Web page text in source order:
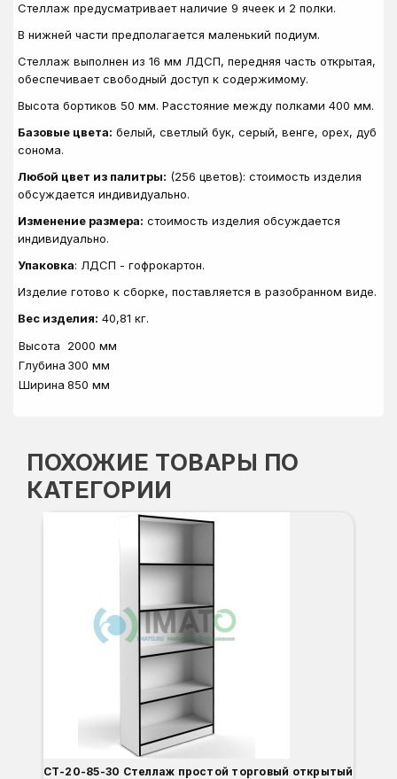
Стеллаж предусматривает наличие 9 ячеек и 2 полки.
В нижней части предполагается маленький подиум.
Стеллаж выполнен из 16 мм ЛДСП, передняя часть открытая,
обеспечивает свободный доступ к содержимому.
Высота бортиков 50 мм. Расстояние между полками 400 мм.
Базовые цвета: белый, светлый бук, серый, венге, орех, дуб
сонома.
Любой цвет из палитры: (256 цветов): стоимость изделия
обсуждается индивидуально.
Изменение размера: стоимость изделия обсуждается
индивидуально.
Упаковка: ЛДСП - гофрокартон.
Изделие готово к сборке, поставляется в разобранном виде.
Вес изделия: 40,81 кг.
Высота
2000 мм
Глубина 300 мм
Ширина 850 мм
ПОХОЖИЕ ТОВАРЫ ПО
КАТЕГОРИИ
СТ-20-85-30 Стеллаж простой торговый открытый